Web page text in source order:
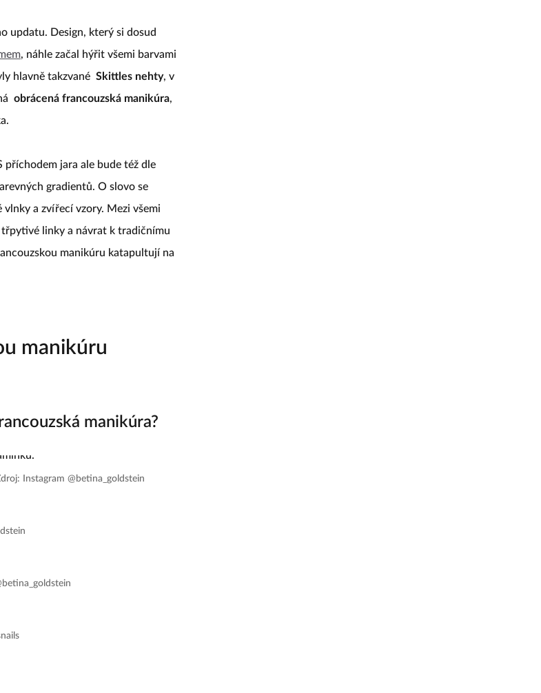
updatu. Design, který si dosud
, náhle začal hýřit všemi barvami
hlavně takzvané Skittles nehty, v
obrácená francouzská manikúra,
jara ale bude též dle
gradientů. O slovo se
vlnky a zvířecí vzory. Mezi všemi
linky a návrat k tradičnímu
manikúru katapultují na
manikúru
manikúra?
Instagram @betina_goldstein